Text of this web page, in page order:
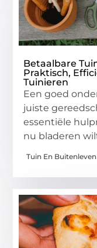
Betaalbare
Praktisch,
Tuinieren
Een goed
juiste
essentiële
nu bladeren
Tuin En Buitenleven